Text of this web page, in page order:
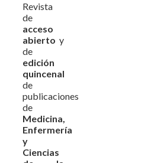
Revista
de
acceso
abierto y
de
edición
quincenal
de
publicaciones
de
Medicina,
Enfermería
y
Ciencias